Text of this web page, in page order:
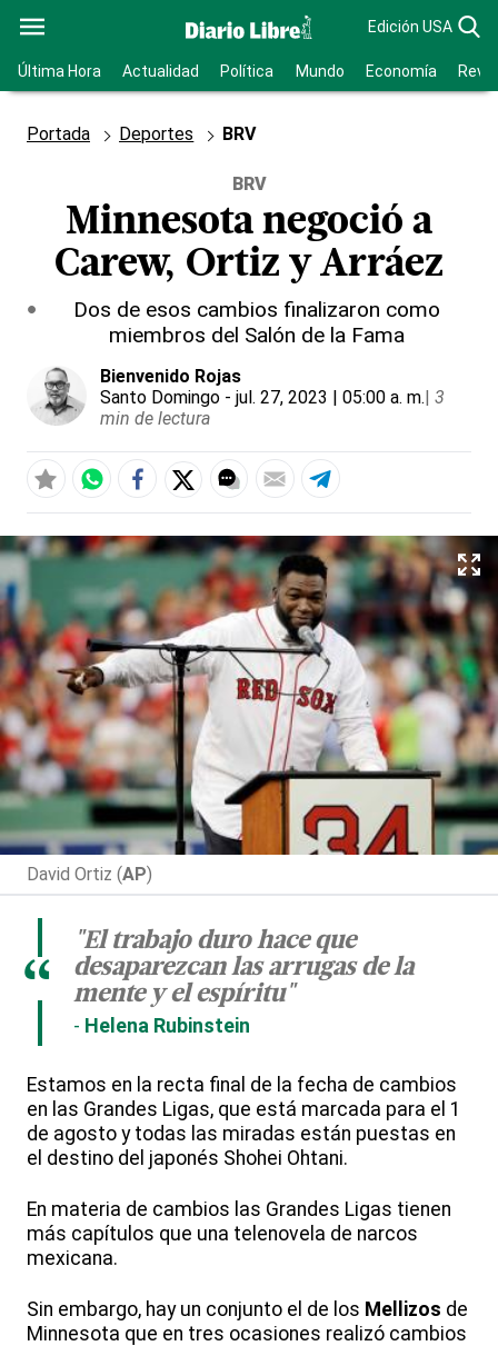
Edición USA
Última Hora Actualidad Política Mundo Economía
Portada Deportes BRV
BRV
Minnesota negoció a
Carew, Ortiz y Arráez
Dos de esos cambios finalizaron como
miembros del Salón de la Fama
Bienvenido Rojas
Santo Domingo - jul. 27, 2023 | 05:00 a. m.| 3
min de lectura
David Ortiz (AP)
"El trabajo duro hace que
desaparezcan las arrugas de la
mente y el espíritu"
Helena Rubinstein
“
Estamos en la recta final de la fecha de cambios
en las Grandes Ligas, que está marcada para el 1
de agosto y todas las miradas están puestas en
el destino del japonés Shohei Ohtani.
En materia de cambios las Grandes Ligas tienen
más capítulos que una telenovela de narcos
mexicana.
Sin embargo, hay un conjunto el de los Mellizos de
Minnesota que en tres ocasiones realizó cambios